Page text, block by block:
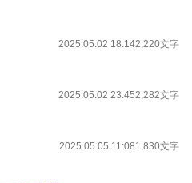
2025.05.02 18:142,220文字
2025.05.02 23:452,282文字
2025.05.05 11:081,830文字